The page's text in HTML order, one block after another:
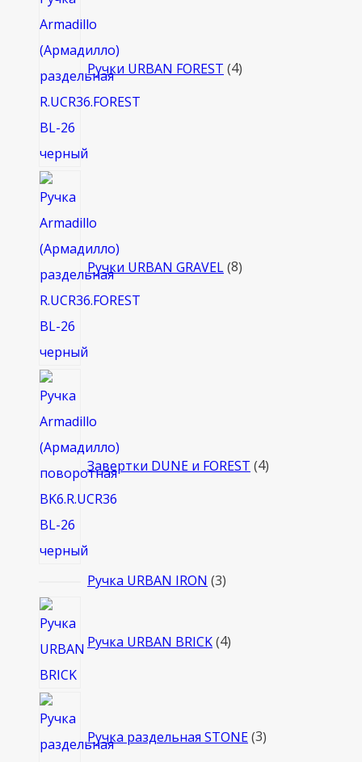
Ручки URBAN FOREST 4
Ручки URBAN GRAVEL 8
Завертки DUNE и FOREST 4
Ручка URBAN IRON 33
Ручка URBAN BRICK 4товара
Ручка раздельная STONE 3товара